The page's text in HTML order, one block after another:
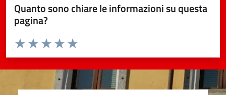
Quanto sono chiare le informazioni su questa
pagina?
Valuta da 1 a 5 stelle la pagina
Valuta 5 stelle su 5
Valuta 4 stelle su 5
Valuta 3 stelle su 5
Valuta 2 stelle su 5
Valuta 1 stelle su 5